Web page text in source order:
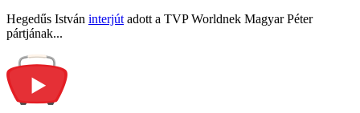
Hegedűs István interjút adott a TVP Worldnek Magyar Péter
pártjának...